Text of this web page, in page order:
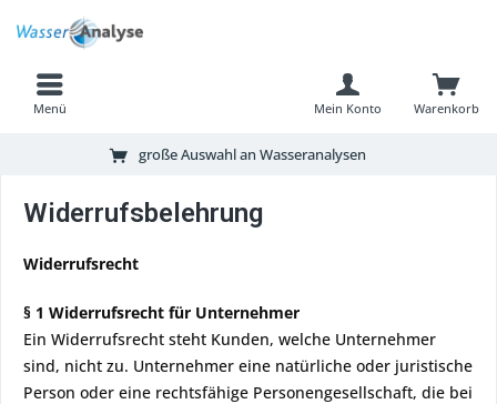
Menü Warenkorb
Mein Konto
große Auswahl an Wasseranalysen
Widerrufsbelehrung
Widerrufsrecht
§ 1 Widerrufsrecht für Unternehmer
Ein Widerrufsrecht steht Kunden, welche Unternehmer
sind, nicht zu. Unternehmer eine natürliche oder juristische
Person oder eine rechtsfähige Personengesellschaft, die bei